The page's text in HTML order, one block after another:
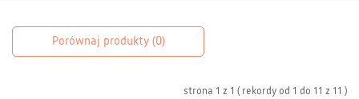
Porównaj produkty (0)
strona 1 z 1 ( rekordy od 1 do 11 z 11 )